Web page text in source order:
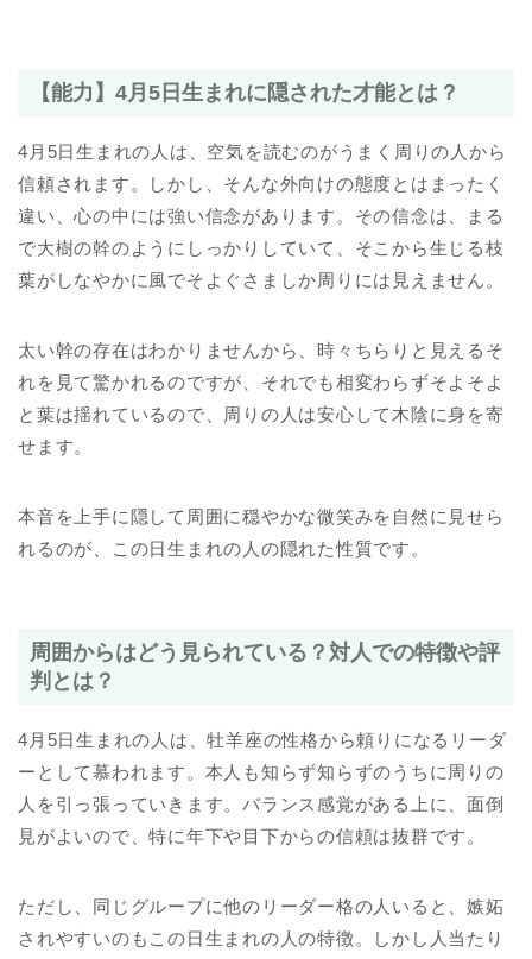
【能力】4月5日生まれに隠された才能とは？
4月5日生まれの人は、空気を読むのがうまく周りの人から
信頼されます。しかし、そんな外向けの態度とはまったく
違い、心の中には強い信念があります。その信念は、まる
で大樹の幹のようにしっかりしていて、そこから生じる枝
葉がしなやかに風でそよぐさましか周りには見えません。
太い幹の存在はわかりませんから、時々ちらりと見えるそ
れを見て驚かれるのですが、それでも相変わらずそよそよ
と葉は揺れているので、周りの人は安心して木陰に身を寄
せます。
本音を上手に隠して周囲に穏やかな微笑みを自然に見せら
れるのが、この日生まれの人の隠れた性質です。
周囲からはどう見られている？対人での特徴や評
判とは？
4月5日生まれの人は、牡羊座の性格から頼りになるリーダ
ーとして慕われます。本人も知らず知らずのうちに周りの
人を引っ張っていきます。バランス感覚がある上に、面倒
見がよいので、特に年下や目下からの信頼は抜群です。
ただし、同じグループに他のリーダー格の人いると、嫉妬
されやすいのもこの日生まれの人の特徴。しかし人当たり